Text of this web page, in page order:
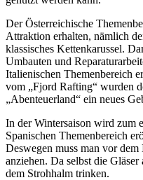
Der Österreichische
Attraktion erhalten, nämlich
klassisches Kettenkarussel.
Umbauten und
Italienischen Themenbereich
vom „Fjord Rafting“ wurden
„Abenteuerland“ ein neues
In der Wintersaison wird zum
Spanischen Themenbereich
Deswegen muss man vor
anziehen. Da selbst die
dem Strohhalm trinken.